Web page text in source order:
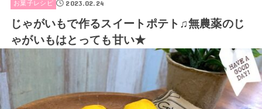
お菓子レシピ 2023.02.24
じゃがいもで作るスイートポテト♫無農薬のじ
ゃがいもはとっても甘い★